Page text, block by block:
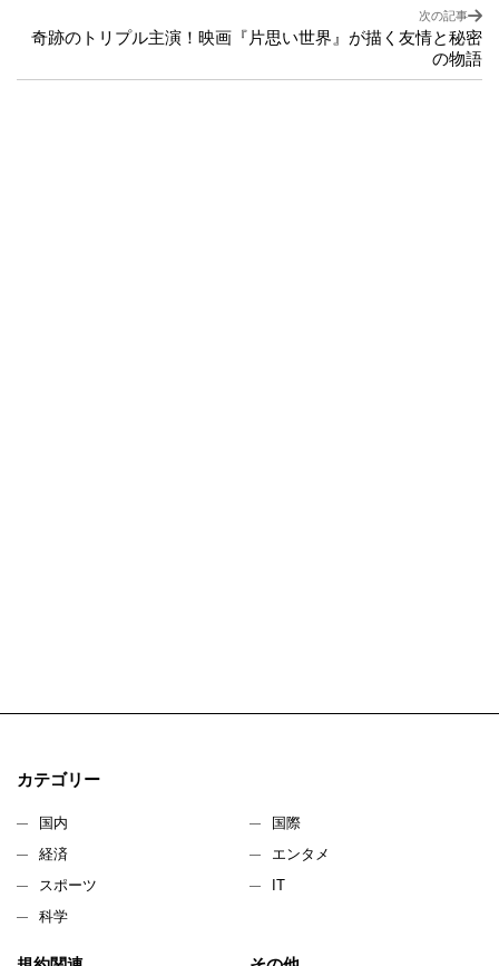
次の記事
奇跡のトリプル主演！映画『片思い世界』が描く友情と秘密
の物語
カテゴリー
国内
国際
経済
エンタメ
スポーツ
IT
科学